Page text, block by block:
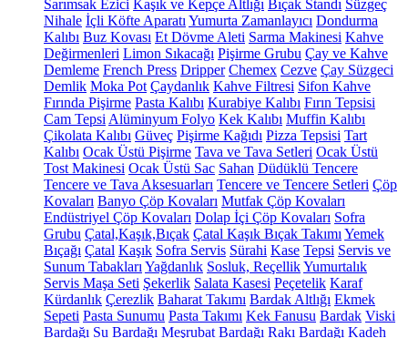
Sarımsak Ezici Kaşık ve Kepçe Altlığı Bıçak Standı Süzgeç
Nihale İçli Köfte Aparatı Yumurta Zamanlayıcı Dondurma
Kalıbı Buz Kovası Et Dövme Aleti Sarma Makinesi Kahve
Değirmenleri Limon Sıkacağı Pişirme Grubu Çay ve Kahve
Demleme French Press Dripper Chemex Cezve Çay Süzgeci
Demlik Moka Pot Çaydanlık Kahve Filtresi Sifon Kahve
Fırında Pişirme Pasta Kalıbı Kurabiye Kalıbı Fırın Tepsisi
Cam Tepsi Alüminyum Folyo Kek Kalıbı Muffin Kalıbı
Çikolata Kalıbı Güveç Pişirme Kağıdı Pizza Tepsisi Tart
Kalıbı Ocak Üstü Pişirme Tava ve Tava Setleri Ocak Üstü
Tost Makinesi Ocak Üstü Sac Sahan Düdüklü Tencere
Tencere ve Tava Aksesuarları Tencere ve Tencere Setleri Çöp
Kovaları Banyo Çöp Kovaları Mutfak Çöp Kovaları
Endüstriyel Çöp Kovaları Dolap İçi Çöp Kovaları Sofra
Grubu Çatal,Kaşık,Bıçak Çatal Kaşık Bıçak Takımı Yemek
Bıçağı Çatal Kaşık Sofra Servis Sürahi Kase Tepsi Servis ve
Sunum Tabakları Yağdanlık Sosluk, ReçellikYumurtalık
Servis Maşa Seti Şekerlik Salata Kasesi Peçetelik Karaf
Kürdanlık Çerezlik Baharat Takımı Bardak Altlığı Ekmek
Sepeti Pasta Sunumu Pasta Takımı Kek Fanusu Bardak Viski
Bardağı Su Bardağı Meşrubat Bardağı Rakı Bardağı Kadeh